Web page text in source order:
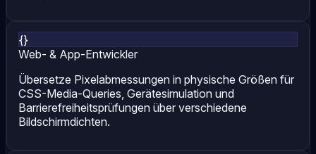
{}
Web- & App-Entwickler
Übersetze Pixelabmessungen in physische Größen für
CSS-Media-Queries, Gerätesimulation und
Barrierefreiheitsprüfungen über verschiedene
Bildschirmdichten.